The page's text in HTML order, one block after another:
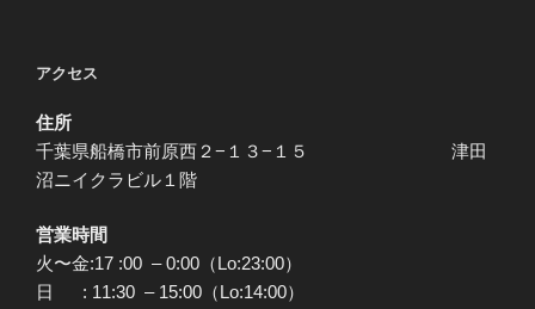
ン
アクセス
住所
千葉県船橋市前原西２−１３−１５ 津田
沼ニイクラビル１階
営業時間
火〜金:17 :00 – 0:00（Lo:23:00）
日 : 11:30 – 15:00（Lo:14:00）